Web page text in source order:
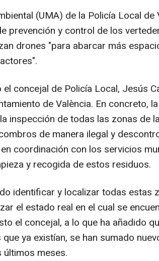
(UMA) de la Policía Local de
prevención y control de los
drones "para abarcar más
concejal de Policía Local, Jesús
de València. En concreto,
inspección de todas las zonas de
de manera ilegal y
coordinación con los servicios
y recogida de estos residuos.
identificar y localizar todas estas
el estado real en el cual se
el concejal, a lo que ha añadido
ya existían, se han sumado
últimos meses.